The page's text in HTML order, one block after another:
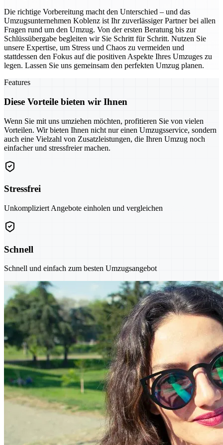
Die richtige Vorbereitung macht den Unterschied – und das
Umzugsunternehmen Koblenz ist Ihr zuverlässiger Partner bei allen
Fragen rund um den Umzug. Von der ersten Beratung bis zur
Schlüssübergabe begleiten wir Sie Schritt für Schritt. Nutzen Sie
unsere Expertise, um Stress und Chaos zu vermeiden und
stattdessen den Fokus auf die positiven Aspekte Ihres Umzuges zu
legen. Lassen Sie uns gemeinsam den perfekten Umzug planen.
Features
Diese Vorteile bieten wir Ihnen
Wenn Sie mit uns umziehen möchten, profitieren Sie von vielen
Vorteilen. Wir bieten Ihnen nicht nur einen Umzugsservice, sondern
auch eine Vielzahl von Zusatzleistungen, die Ihren Umzug noch
einfacher und stressfreier machen.
Stressfrei
Unkompliziert Angebote einholen und vergleichen
Schnell
Schnell und einfach zum besten Umzugsangebot